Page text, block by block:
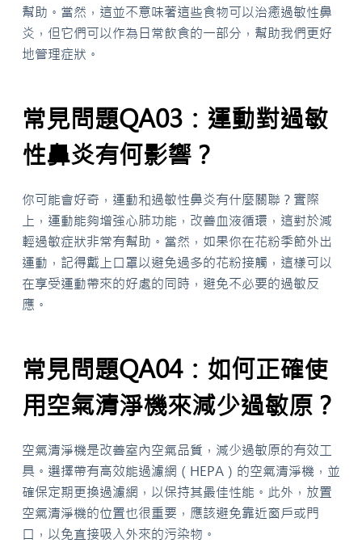
幫助。當然，這並不意味著這些食物可以治癒過敏性鼻
炎，但它們可以作為日常飲食的一部分，幫助我們更好
地管理症狀。
常見問題QA03：運動對過敏
性鼻炎有何影響？
你可能會好奇，運動和過敏性鼻炎有什麼關聯？實際
上，運動能夠增強心肺功能，改善血液循環，這對於減
輕過敏症狀非常有幫助。當然，如果你在花粉季節外出
運動，記得戴上口罩以避免過多的花粉接觸，這樣可以
在享受運動帶來的好處的同時，避免不必要的過敏反
應。
常見問題QA04：如何正確使
用空氣清淨機來減少過敏原？
空氣清淨機是改善室內空氣品質，減少過敏原的有效工
具。選擇帶有高效能過濾網（HEPA）的空氣清淨機，並
確保定期更換過濾網，以保持其最佳性能。此外，放置
空氣清淨機的位置也很重要，應該避免靠近窗戶或門
口，以免直接吸入外來的污染物。